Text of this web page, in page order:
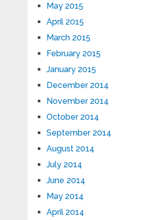
May 2015
April 2015
March 2015
February 2015
January 2015
December 2014
November 2014
October 2014
September 2014
August 2014
July 2014
June 2014
May 2014
April 2014